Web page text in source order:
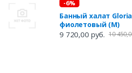
-6%
Банный халат
фиолетовый (M)
9 720,00 руб. 10